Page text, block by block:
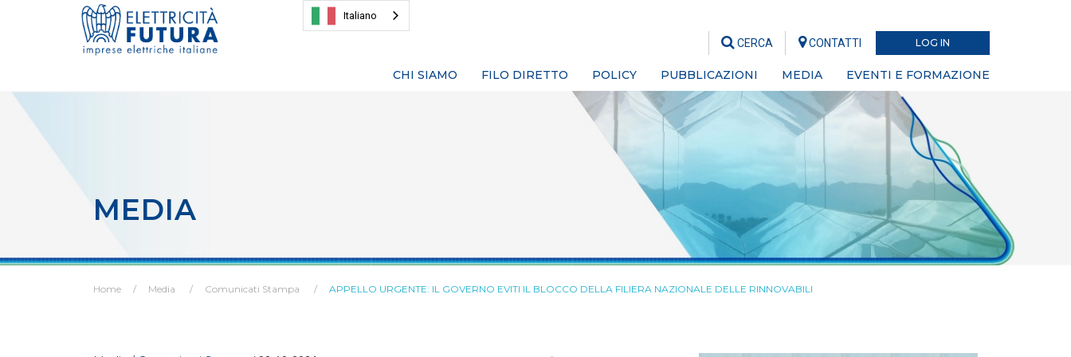
Italiano
LOG IN
CERCA CONTATTI
CHI SIAMO FILO DIRETTO POLICY PUBBLICAZIONI MEDIA EVENTI E FORMAZIONE
MEDIA
Home Media Comunicati Stampa APPELLO URGENTE: IL GOVERNO EVITI IL BLOCCO DELLA FILIERA NAZIONALE DELLE RINNOVABILI